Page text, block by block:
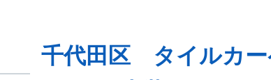
千代田区 タイルカー